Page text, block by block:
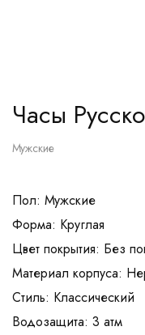
Часы
Мужские
Пол: Мужские
Форма: Круглая
Цвет покрытия: Без
Материал корпуса:
Стиль: Классический
Водозащита: 3 атм